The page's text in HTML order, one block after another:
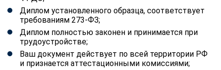
Диплом установленного образца, соответствует
требованиям 273-ФЗ;
Диплом полностью законен и принимается при
трудоустройстве;
Ваш документ действует по всей территории РФ
и признается аттестационными комиссиями;